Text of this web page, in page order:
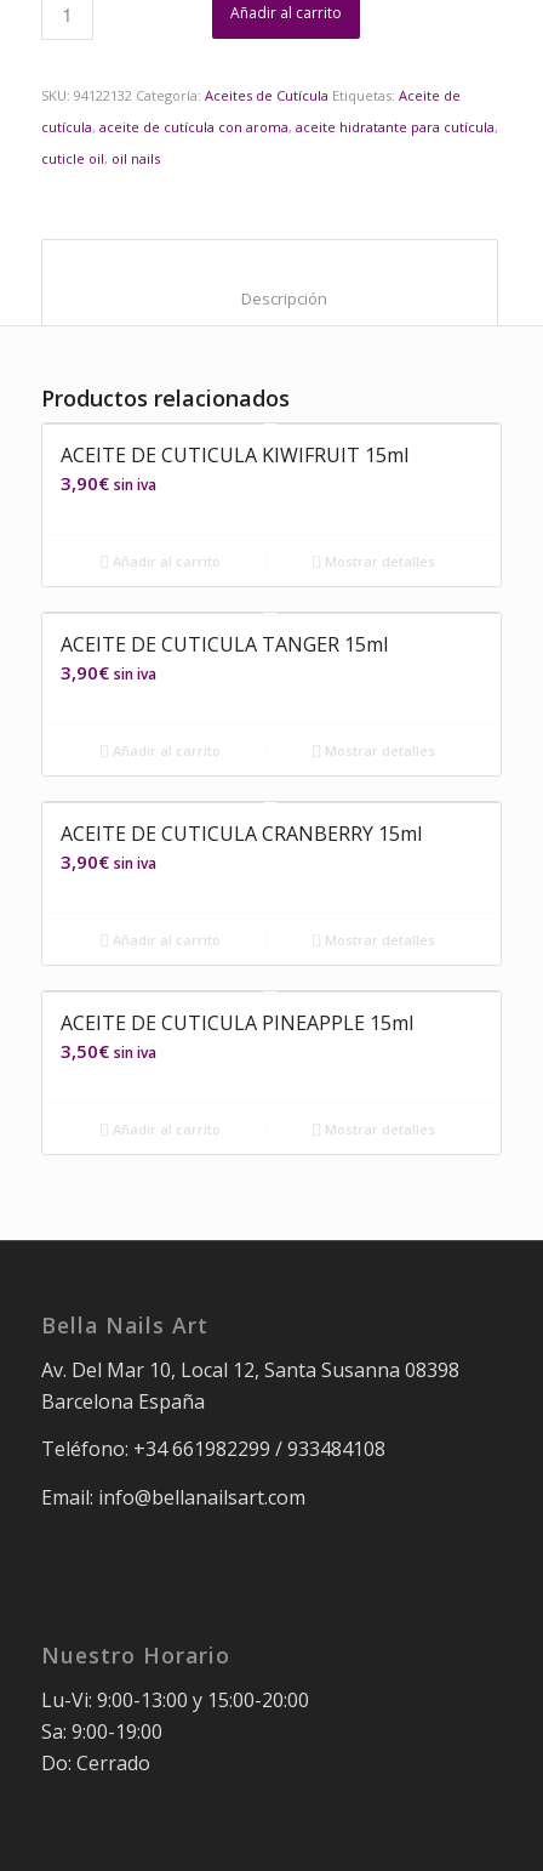
Añadir al carrito
SKU: 94122132 Categoría: Aceites de Cutícula Etiquetas: Aceite de
cutícula, aceite de cutícula con aroma, aceite hidratante para cutícula,
cuticle oil, oil nails
Productos relacionados
ACEITE DE CUTICULA KIWIFRUIT 15ml
3,90€ sin iva
Añadir al carrito Mostrar detalles
ACEITE DE CUTICULA TANGER 15ml
3,90€ sin iva
Añadir al carrito Mostrar detalles
ACEITE DE CUTICULA CRANBERRY 15ml
3,90€ sin iva
Añadir al carrito Mostrar detalles
ACEITE DE CUTICULA PINEAPPLE 15ml
3,50€ sin iva
Añadir al carrito Mostrar detalles
Bella Nails Art
Av. Del Mar 10, Local 12, Santa Susanna 08398
Barcelona España
Teléfono: +34 661982299 / 933484108
Email: info@bellanailsart.com
Nuestro Horario
Lu-Vi: 9:00-13:00 y 15:00-20:00
Sa: 9:00-19:00
Do: Cerrado